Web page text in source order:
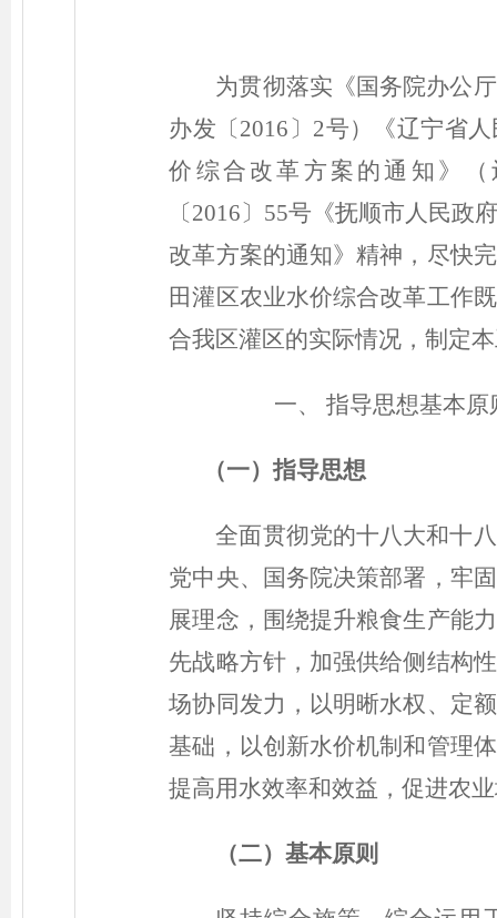
为贯彻落实《国务院办公
办发 〔2016〕 2号）《辽宁省
价综合改革方案的通知》
〔2016〕 55号《抚顺市人民政
改革方案的通知》精神，尽快
田灌区农业水价综合改革工作
合我区灌区的实际情况，制定
一、指导思想基本原
（一）指导思想
全面贯彻党的十八大和十
党中央、国务院决策部署，牢
展理念，围绕提升粮食生产能
先战略方针，加强供给侧结构
场协同发力，以明晰水权、定
基础，以创新水价机制和管理
提高用水效率和效益，促进农
（二）基本原则